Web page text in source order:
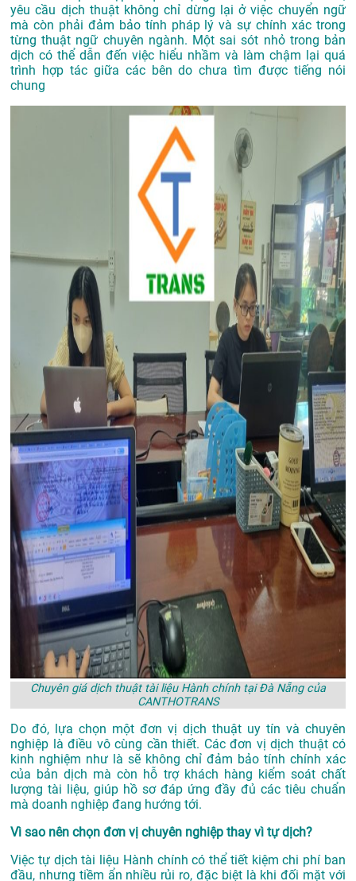
yêu cầu dịch thuật không chỉ dừng lại ở việc chuyển ngữ
mà còn phải đảm bảo tính pháp lý và sự chính xác trong
từng thuật ngữ chuyên ngành. Một sai sót nhỏ trong bản
dịch có thể dẫn đến việc hiểu nhầm và làm chậm lại quá
trình hợp tác giữa các bên do chưa tìm được tiếng nói
chung
Chuyên giá dịch thuật tài liệu Hành chính tại Đà Nẵng của
CANTHOTRANS
Do đó, lựa chọn một đơn vị dịch thuật uy tín và chuyên
nghiệp là điều vô cùng cần thiết. Các đơn vị dịch thuật có
kinh nghiệm như là sẽ không chỉ đảm bảo tính chính xác
của bản dịch mà còn hỗ trợ khách hàng kiểm soát chất
lượng tài liệu, giúp hồ sơ đáp ứng đầy đủ các tiêu chuẩn
mà doanh nghiệp đang hướng tới.
Vì sao nên chọn đơn vị chuyên nghiệp thay vì tự dịch?
Việc tự dịch tài liệu Hành chính có thể tiết kiệm chi phí ban
đầu, nhưng tiềm ẩn nhiều rủi ro, đặc biệt là khi đối mặt với